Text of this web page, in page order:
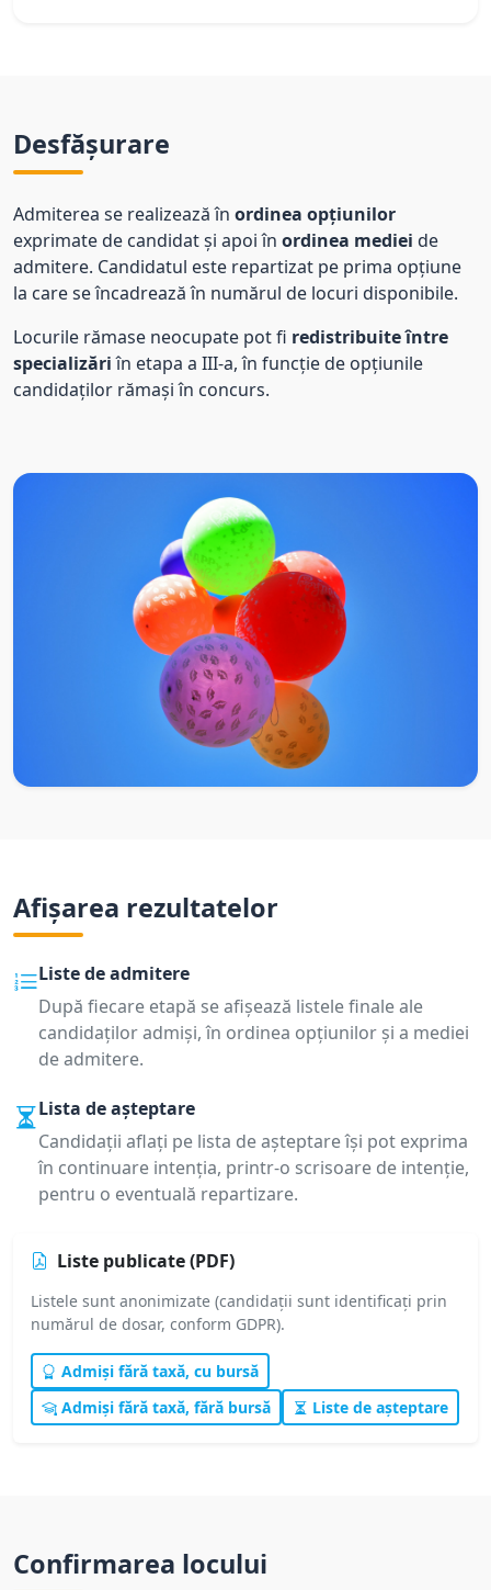
Desfășurare
Admiterea se realizează în ordinea opțiunilor
exprimate de candidat și apoi în ordinea mediei de
admitere. Candidatul este repartizat pe prima opțiune
la care se încadrează în numărul de locuri disponibile.
Locurile rămase neocupate pot fi redistribuite între
specializăriîn etapa a III-a, în funcție de opțiunile
candidaților rămași în concurs.
Afișarea rezultatelor
Liste de admitere
După fiecare etapă se afișează listele finale ale
candidaților admiși, în ordinea opțiunilor și a mediei
de admitere.
Lista de așteptare
Candidații aflați pe lista de așteptare își pot exprima
în continuare intenția, printr-o scrisoare de intenție,
pentru o eventuală repartizare.
Liste publicate (PDF)
Listele sunt anonimizate (candidații sunt identificați prin
numărul de dosar, conform GDPR).
Admiși fără taxă, cu bursă
Admiși fără taxă, fără bursă
Liste de așteptare
Confirmarea locului